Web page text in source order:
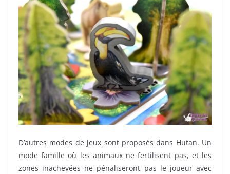
D’autres modes de jeux sont proposés dans Hutan. Un
mode famille où les animaux ne fertilisent pas, et les
zones inachevées ne pénaliseront pas le joueur avec